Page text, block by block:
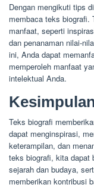
Dengan mengikuti tips
membaca teks biografi.
manfaat, seperti
dan penanaman nilai-
ini, Anda dapat
memperoleh manfaat
intelektual Anda.
Teks biografi
dapat menginspirasi,
keterampilan, dan
teks biografi, kita dapat
sejarah dan budaya,
memberikan kontribusi